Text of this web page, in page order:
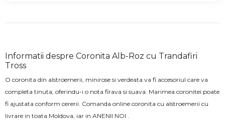
Informatii despre Coronita Alb-Roz cu Trandafiri
Tross
O coronita din alstroemerii, minirose si verdeata va fi accesoriul care va
completa tinuta, oferindu-i o nota firava si suava. Marimea coronitei poate
fi ajustata conform cererii. Comanda online coronita cu alstroemerii cu
livrare in toata Moldova, iar in ANENII NOI .